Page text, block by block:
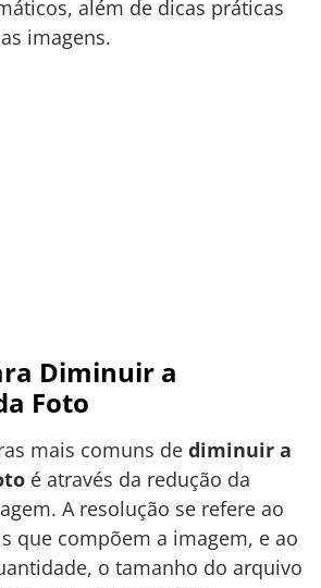
além de dicas práticas
imagens.
Diminuir a
Foto
mais comuns de diminuir a
é através da redução da
A resolução se refere ao
que compõem a imagem, e ao
o tamanho do arquivo